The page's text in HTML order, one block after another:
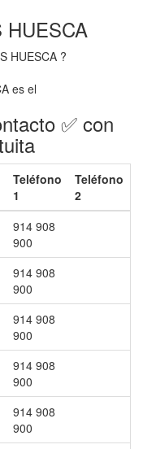
HUESCA ?
es el
✅ con
Teléfono
1
Teléfono
2
914 908
900
914 908
900
914 908
900
914 908
900
914 908
900